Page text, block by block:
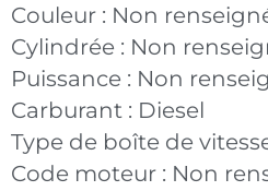
Couleur : Non
Cylindrée : Non
Puissance : Non
Carburant : Diesel
Type de boîte de
Code moteur : Non